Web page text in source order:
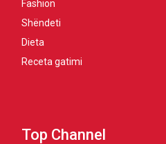
Fashion
Shëndeti
Dieta
Receta gatimi
Top Channel